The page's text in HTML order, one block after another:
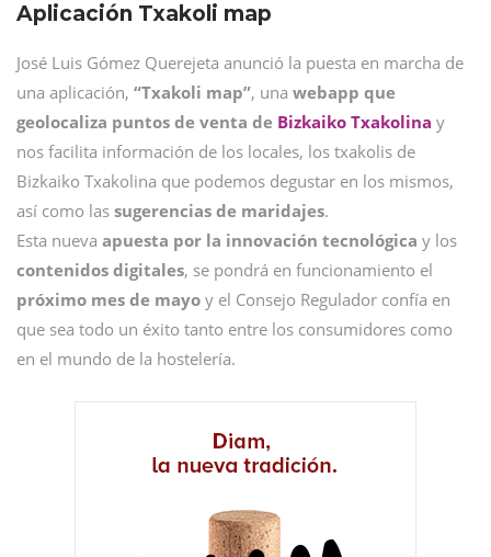
Aplicación Txakoli map
José Luis Gómez Querejeta anunció la puesta en marcha de
una aplicación, “Txakoli map”, una webapp que
geolocaliza puntos de venta de Bizkaiko Txakolina y
nos facilita información de los locales, los txakolis de
Bizkaiko Txakolina que podemos degustar en los mismos,
así como las sugerencias de maridajes.
Esta nueva apuesta por la innovación tecnológica y los
contenidos digitales, se pondrá en funcionamiento el
próximo mes de mayo y el Consejo Regulador confía en
que sea todo un éxito tanto entre los consumidores como
en el mundo de la hostelería.